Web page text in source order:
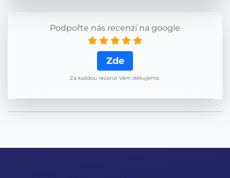
Podpořte nás recenzí na google
Zde
Za každou recenzi Vám děkujeme.